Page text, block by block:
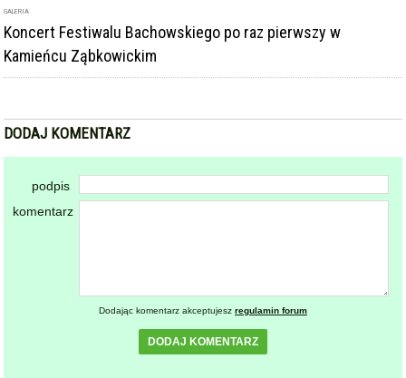
GALERIA
Koncert Festiwalu Bachowskiego po raz pierwszy w
Kamieńcu Ząbkowickim
DODAJ KOMENTARZ
podpis
komentarz
Dodając komentarz akceptujesz regulamin forum
DODAJ KOMENTARZ